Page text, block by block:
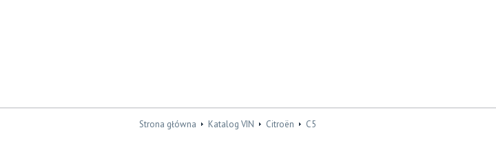
Strona główna Katalog VIN Citroën C5